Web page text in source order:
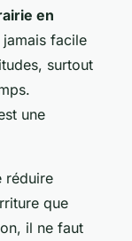
en
jamais facile
surtout
une
réduire
que
il ne faut